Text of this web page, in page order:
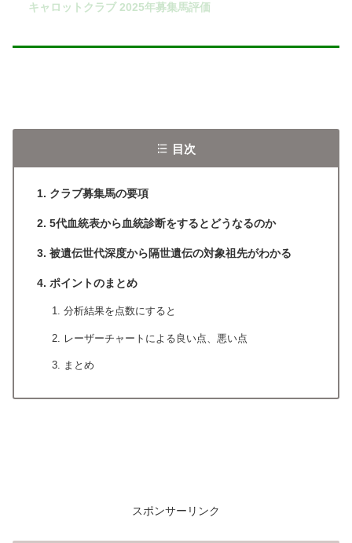
キャロットクラブ 2025年募集馬評価
目次
クラブ募集馬の要項
5代血統表から血統診断をするとどうなるのか
被遺伝世代深度から隔世遺伝の対象祖先がわかる
ポイントのまとめ
分析結果を点数にすると
レーザーチャートによる良い点、悪い点
まとめ
スポンサーリンク